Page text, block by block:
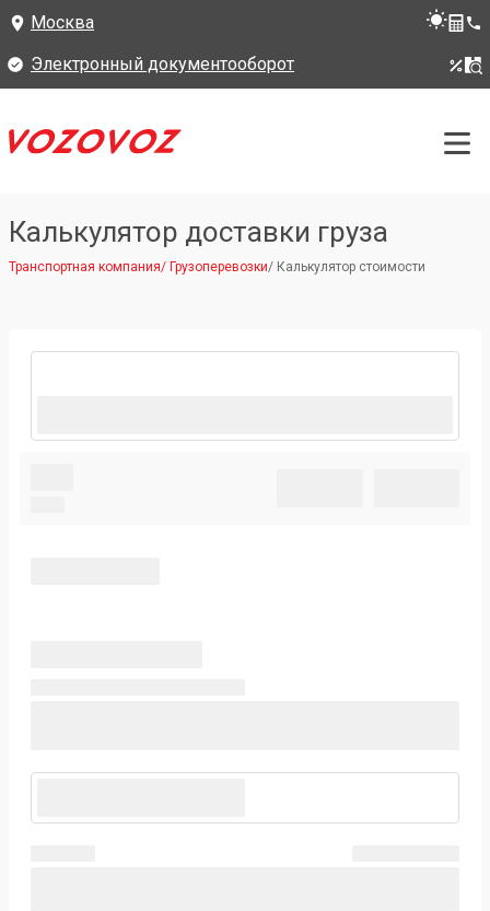
Москва
Электронный документооборот
Калькулятор доставки груза
Транспортная компания/ Грузоперевозки/ Калькулятор стоимости